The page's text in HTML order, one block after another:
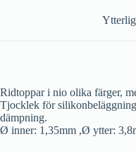
Ridtoppar i nio olika färger,
Tjocklek för
dämpning.
Ø inner: 1,35mm ,Ø ytter: